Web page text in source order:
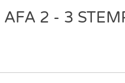
2 - 3